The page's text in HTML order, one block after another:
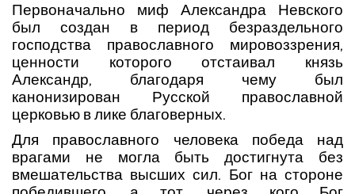
Первоначально миф Александра Невского
был создан в период безраздельного
господства православного мировоззрения,
ценности которого отстаивал князь
Александр, благодаря чему был
канонизирован Русской православной
церковью в лике благоверных.
Для православного человека победа над
врагами не могла быть достигнута без
вмешательства высших сил. Бог на стороне